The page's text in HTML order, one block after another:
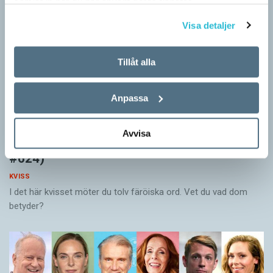
Visa detaljer
Tillåt alla
Anpassa
Avvisa
Vet du vad färöiska orden betyder? (Kviss
#624)
KVISS
I det här kvisset möter du tolv färöiska ord. Vet du vad dom
betyder?